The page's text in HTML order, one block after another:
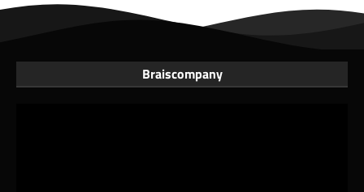
Braiscompany